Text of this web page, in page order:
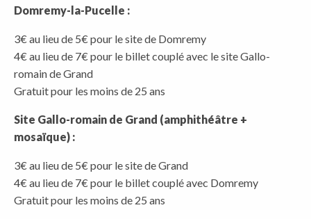
Domremy-la-Pucelle :
3€ au lieu de 5€ pour le site de Domremy
4€ au lieu de 7€ pour le billet couplé avec le site Gallo-
romain de Grand
Gratuit pour les moins de 25 ans
Site Gallo-romain de Grand (amphithéâtre +
mosaïque) :
3€ au lieu de 5€ pour le site de Grand
4€ au lieu de 7€ pour le billet couplé avec Domremy
Gratuit pour les moins de 25 ans